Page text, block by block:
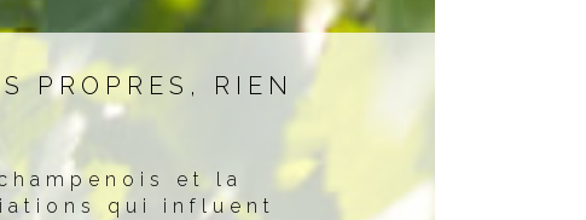
PROPRES, RIEN
et la
qui influent